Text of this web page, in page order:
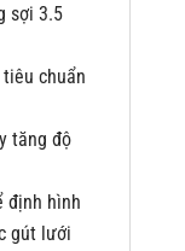
sợi 3.5
chuẩn
tăng độ
định hình
gút lưới